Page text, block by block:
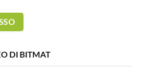
DI BITMAT